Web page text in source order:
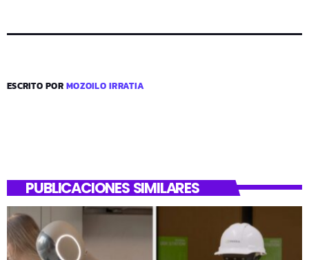
ESCRITO PORMOZOILO IRRATIA
PUBLICACIONES SIMILARES